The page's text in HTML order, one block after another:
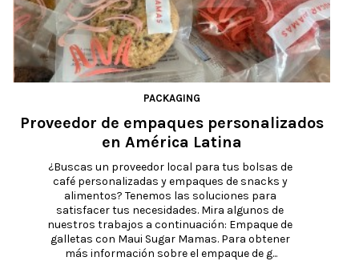
PACKAGING
Proveedor de empaques personalizados
en América Latina
¿Buscas un proveedor local para tus bolsas de
café personalizadas y empaques de snacks y
alimentos? Tenemos las soluciones para
satisfacer tus necesidades. Mira algunos de
nuestros trabajos a continuación: Empaque de
galletas con Maui Sugar Mamas. Para obtener
más información sobre el empaque de g...